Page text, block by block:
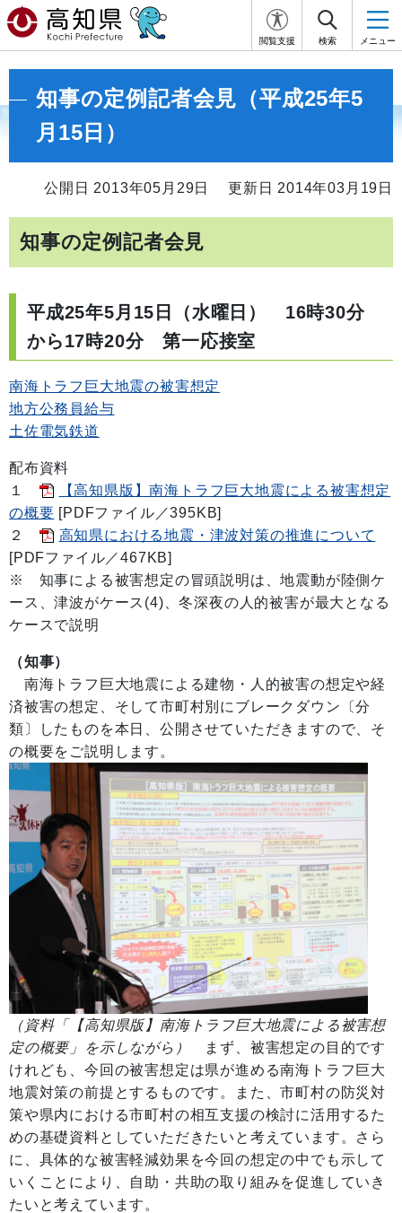
閲覧支援 検索 メニュー
知事の定例記者会見（平成25年5
月15日）
公開日 2013年05月29日 更新日 2014年03月19日
知事の定例記者会見
平成25年5月15日（水曜日） 16時30分
から17時20分 第一応接室
南海トラフ巨大地震の被害想定
地方公務員給与
土佐電気鉄道
配布資料
１
【高知県版】南海トラフ巨大地震による被害想定
の概要 [PDFファイル／395KB]
２
高知県における地震・津波対策の推進について
[PDFファイル／467KB]
※ 知事による被害想定の冒頭説明は、地震動が陸側ケ
ース、津波がケース(4)、冬深夜の人的被害が最大となる
ケースで説明
（知事）
南海トラフ巨大地震による建物・人的被害の想定や経
済被害の想定、そして市町村別にブレークダウン〔分
類〕したものを本日、公開させていただきますので、そ
の概要をご説明します。
（資料「【高知県版】南海トラフ巨大地震による被害想
定の概要」を示しながら）
まず、被害想定の目的です
けれども、今回の被害想定は県が進める南海トラフ巨大
地震対策の前提とするものです。また、市町村の防災対
策や県内における市町村の相互支援の検討に活用するた
めの基礎資料としていただきたいと考えています。さら
に、具体的な被害軽減効果を今回の想定の中でも示して
いくことにより、自助・共助の取り組みを促進していき
たいと考えています。